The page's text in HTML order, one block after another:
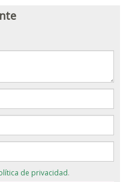
de privacidad.